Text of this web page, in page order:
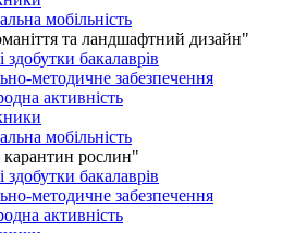
мобільність
та ландшафтний дизайн"
здобутки бакалаврів
методичне забезпечення
активність
мобільність
рослин"
здобутки бакалаврів
методичне забезпечення
активність